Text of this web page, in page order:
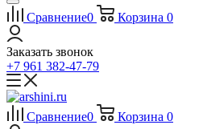
Сравнение0 Корзина 0
Заказать звонок
+7 961 382-47-79
Сравнение0 Корзина 0